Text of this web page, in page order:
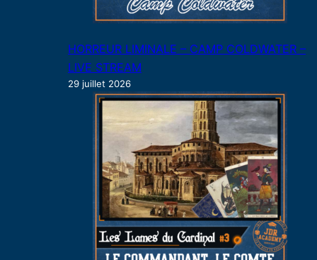
HORREUR LIMINALE – CAMP COLDWATER –
LIVE STREAM
29 juillet 2026